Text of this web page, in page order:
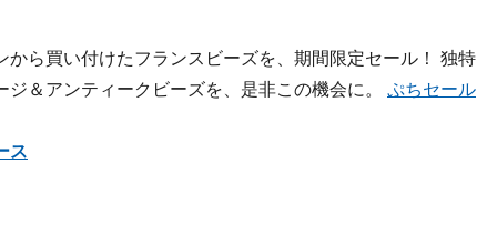
から買い付けたフランスビーズを、期間限定セール！ 独特
＆アンティークビーズを、是非この機会に。 ぷちセール
ス